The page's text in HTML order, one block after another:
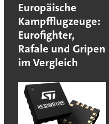
Europäische
Kampfflugzeuge:
Eurofighter,
Rafale und Gripen
im Vergleich